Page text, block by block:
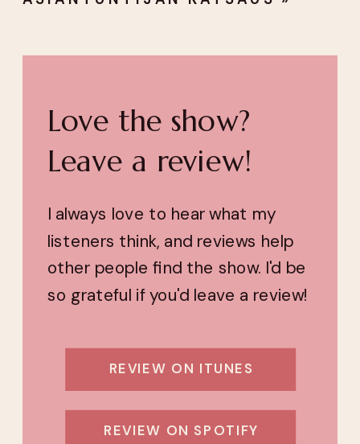
REVIEW ON SPOTIFY
REVIEW ON ITUNES
I always love to hear what my
listeners think, and reviews help
other people find the show. I'd be
so grateful if you'd leave a review!
Love the show?
Leave a review!